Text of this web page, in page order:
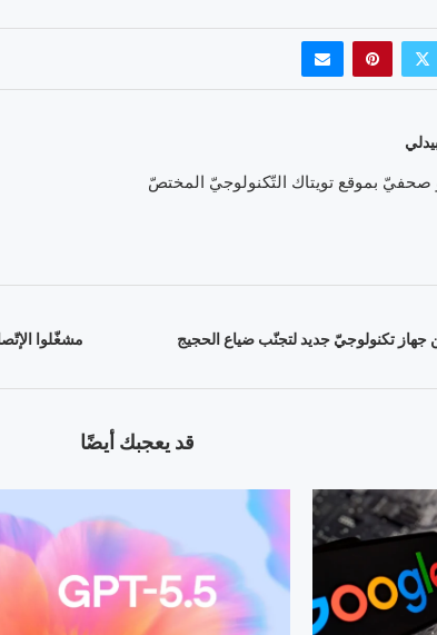
صحفيّ بموقع تويتاك التّكنولوجيّ المختصّ
جهاز تكنولوجيّ جديد لتجنّب ضياع الحجيج
قد يعجبك أيضًا